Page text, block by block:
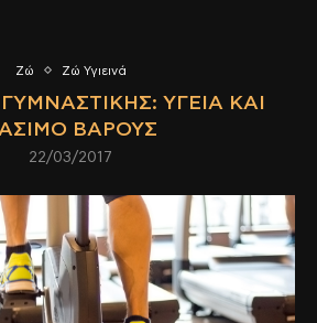
Ζώ Ζώ Υγιεινά
ΥΓΕΊΑ ΚΑΙ
ΒΆΡΟΥΣ
22/03/2017